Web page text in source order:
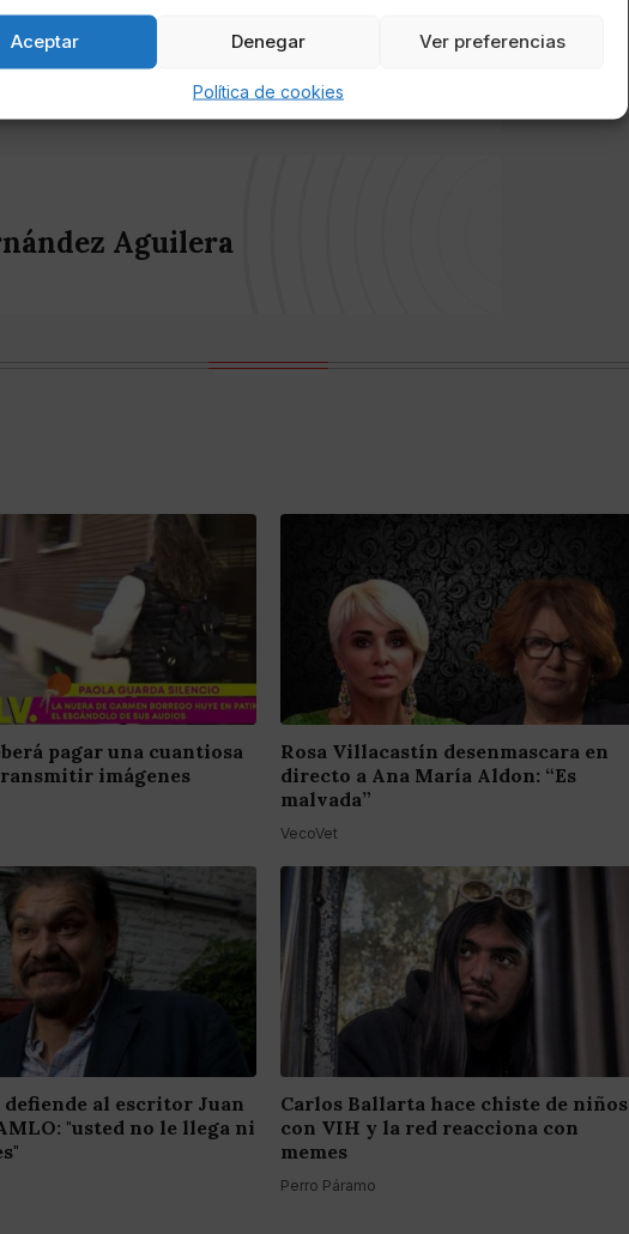
Aceptar Denegar Ver preferencias
Política de cookies
a dedo por su compañero de vida".
Aguilera
pagar una cuantiosa
imágenes
Rosa Villacastín desenmascara en
directo a Ana María Aldon: “Es
malvada”
VecoVet
al escritor Juan
"usted no le llega ni
Carlos Ballarta hace chiste de niños
con VIH y la red reacciona con
memes
Perro Páramo